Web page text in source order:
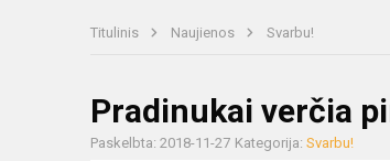
Titulinis Naujienos Svarbu!
Pradinukai verčia
Paskelbta: 2018-11-27 Kategorija: Svarbu!